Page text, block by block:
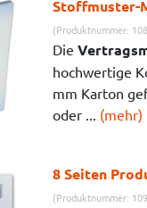
Stoffmuster-
(Produktnummer:
Die
hochwertige
mm Karton
oder ... (mehr)
8 Seiten
(Produktnummer: